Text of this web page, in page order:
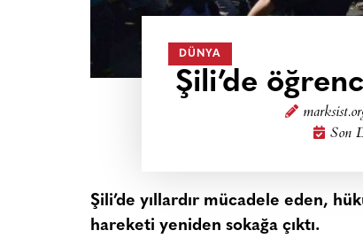
DÜNYA
Şili’de
Son
Şili’de yıllardır mücadele eden,
hareketi yeniden sokağa çıktı.